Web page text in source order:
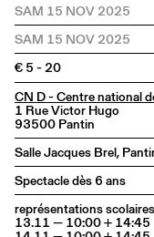
SAM 15 NOV 2025
SAM 15 NOV 2025
€ 5 - 20
CN D - Centre national
1 Rue Victor Hugo
93500 Pantin
Salle Jacques Brel,
Spectacle dès 6 ans
représentations scolaires
13.11 — 10:00 + 14:45